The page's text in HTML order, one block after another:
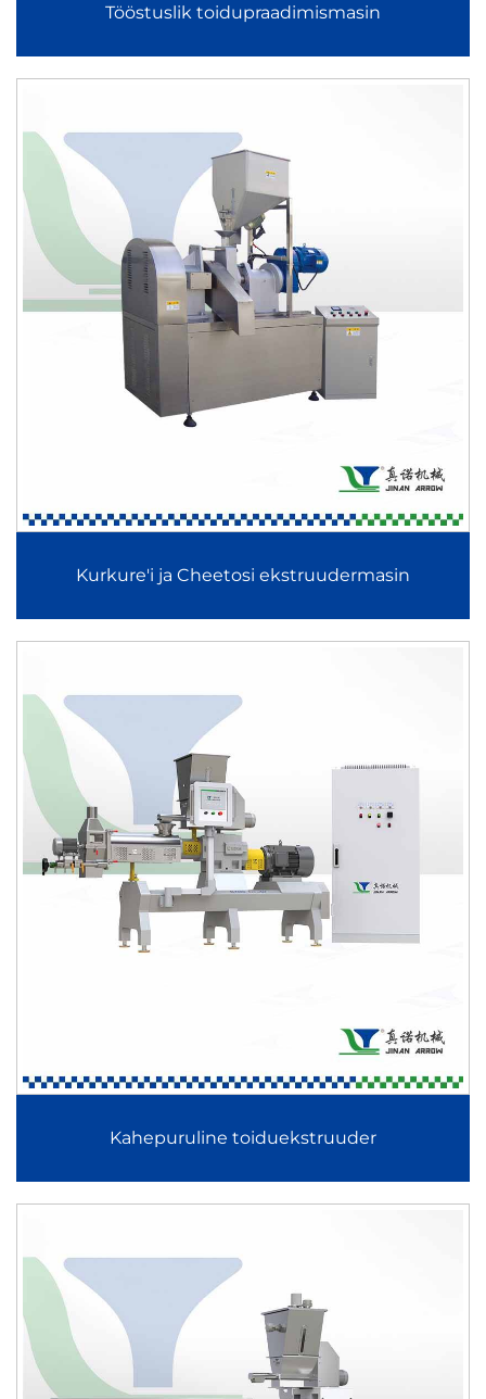
Tööstuslik toidupraadimismasin
Kurkure'i ja Cheetosi ekstruudermasin
Kahepuruline toiduekstruuder